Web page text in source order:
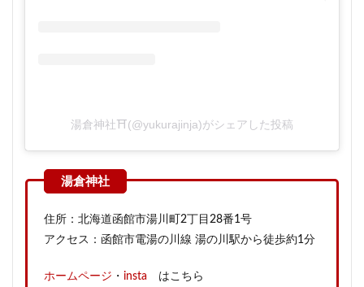
湯倉神社⛩(@yukurajinja)がシェアした投稿
住所：北海道函館市湯川町2丁目28番1号
アクセス：函館市電湯の川線 湯の川駅から徒歩約1分
ホームページ ・ insta はこちら